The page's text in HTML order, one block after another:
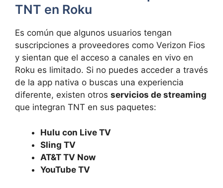
TNT en Roku
Es común que algunos usuarios tengan
suscripciones a proveedores como Verizon Fios
y sientan que el acceso a canales en vivo en
Roku es limitado. Si no puedes acceder a través
de la app nativa o buscas una experiencia
diferente, existen otros servicios de streaming
que integran TNT en sus paquetes:
Hulu con Live TV
Sling TV
AT&T TV Now
YouTube TV